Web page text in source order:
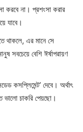
করবে না। প্রশংসা করার
যাবে।
থাকলে, এর মানে সে
সবচেয়ে বেশি ঈর্ষাপরায়ণ
কসপ্লিমেন্ট’ দেবে। অর্থাৎ
চাকরি পেয়ছো।